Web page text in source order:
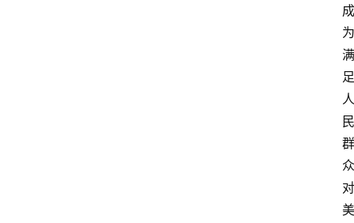
成
为
满
足
人
民
群
众
对
美